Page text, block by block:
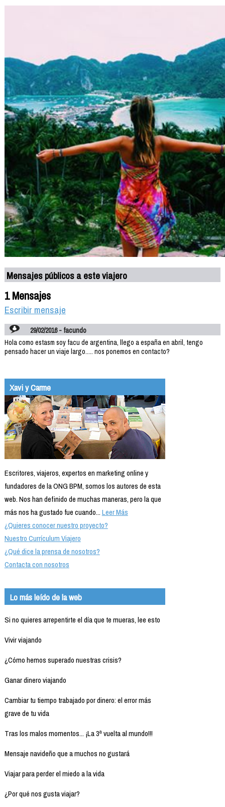
Mensajes públicos a este viajero
1 Mensajes
Escribir mensaje
29/02/2016 - facundo
Hola como estasm soy facu de argentina, llego a españa en abril, tengo
pensado hacer un viaje largo..... nos ponemos en contacto?
Xavi y Carme
Escritores, viajeros, expertos en marketing online y
fundadores de la ONG BPM, somos los autores de esta
web. Nos han definido de muchas maneras, pero la que
más nos ha gustado fue cuando...Leer Más
¿Quieres conocer nuestro proyecto?
Nuestro Currículum Viajero
¿Qué dice la prensa de nosotros?
Contacta con nosotros
Lo más leído de la web
Si no quieres arrepentirte el día que te mueras, lee esto
Vivir viajando
¿Cómo hemos superado nuestras crisis?
Ganar dinero viajando
Cambiar tu tiempo trabajado por dinero: el error más
grave de tu vida
Tras los malos momentos... ¡La 3ª vuelta al mundo!!!
Mensaje navideño que a muchos no gustará
Viajar para perder el miedo a la vida
¿Por qué nos gusta viajar?